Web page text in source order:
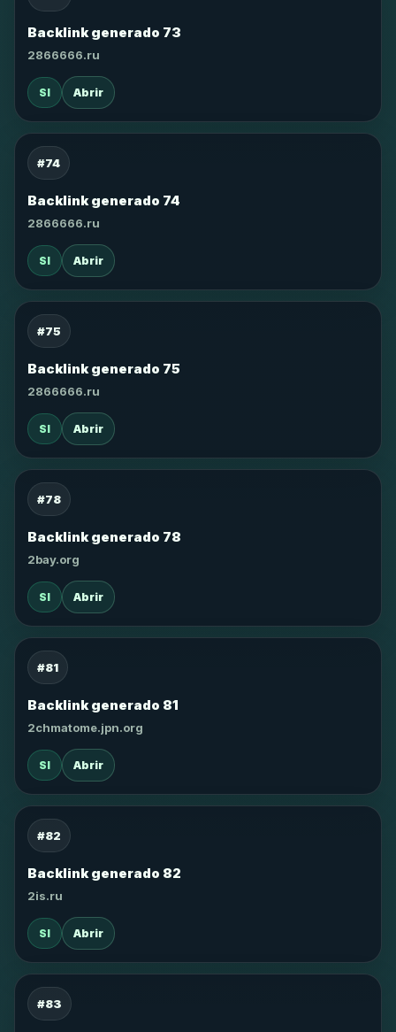
Backlink generado 73
2866666.ru
SI Abrir
#74
Backlink generado 74
2866666.ru
SI Abrir
#75
Backlink generado 75
2866666.ru
SI Abrir
#78
Backlink generado 78
2bay.org
SI Abrir
#81
Backlink generado 81
2chmatome.jpn.org
SI Abrir
#82
Backlink generado 82
2is.ru
SI Abrir
#83